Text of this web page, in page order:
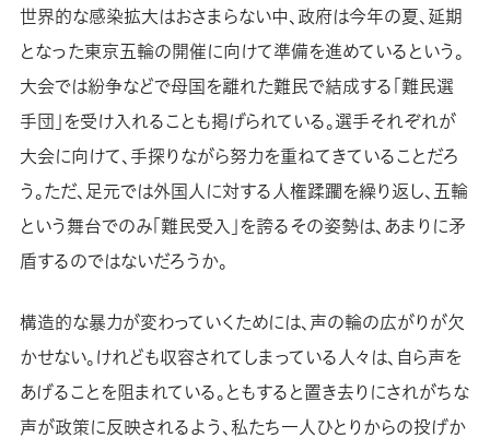
世界的な感染拡大はおさまらない中、政府は今年の夏、延期
となった東京五輪の開催に向けて準備を進めているという。
大会では紛争などで母国を離れた難民で結成する「難民選
手団」を受け入れることも掲げられている。選手それぞれが
大会に向けて、手探りながら努力を重ねてきていることだろ
う。ただ、足元では外国人に対する人権蹂躙を繰り返し、五輪
という舞台でのみ「難民受入」を誇るその姿勢は、あまりに矛
盾するのではないだろうか。
構造的な暴力が変わっていくためには、声の輪の広がりが欠
かせない。けれども収容されてしまっている人々は、自ら声を
あげることを阻まれている。ともすると置き去りにされがちな
声が政策に反映されるよう、私たち一人ひとりからの投げか